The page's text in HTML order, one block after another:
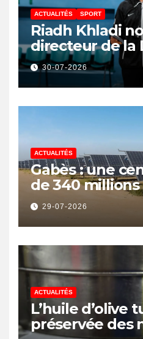
ACTUALITÉS SPORT
Riadh Khladi
directeur de la
Nationale de
30-07-2026
ACTUALITÉS
Gabès : une
de 340
pour renforcer
énergétique et
emplois
29-07-2026
ACTUALITÉS
L’huile d’olive
préservée des